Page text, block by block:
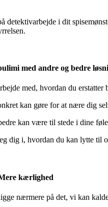
detektivarbejde i dit
med andre og bedre
med, hvordan du
kan gøre for at nære dig
kan være til stede i dine
dig i, hvordan du kan lytte til
kærlighed
nærmere på det, vi kan